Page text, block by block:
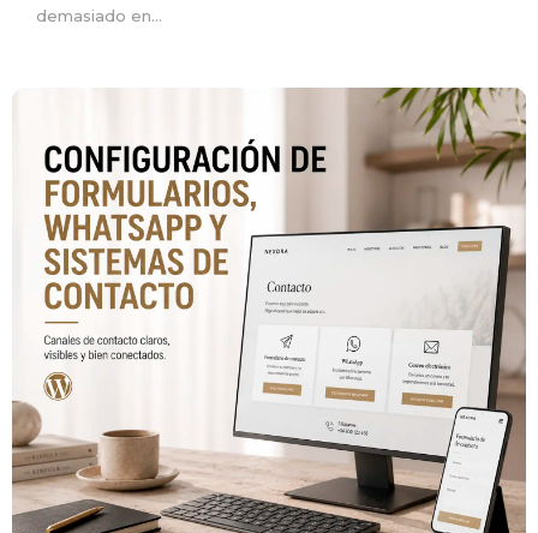
demasiado en...